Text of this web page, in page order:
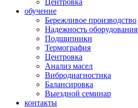
Центровка
обучение
Бережливое производство
Надежность оборудования
Подшипники
Термография
Центровка
Анализ масел
Вибродиагностика
Балансировка
Выездной семинар
контакты